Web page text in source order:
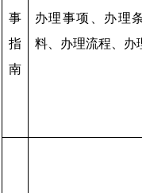
事
指
南
办理事项、办理
料、办理流程、办